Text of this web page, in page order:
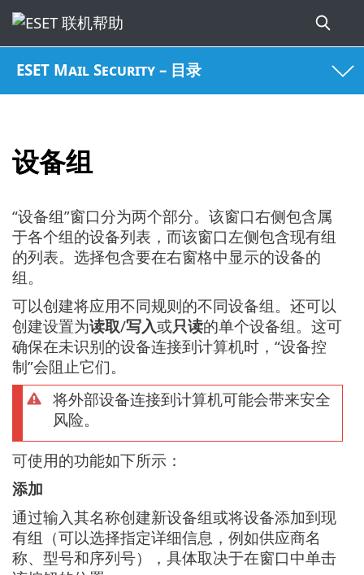
ESET Mail Security – 目录
设备组
“设备组”窗口分为两个部分。该窗口右侧包含属
于各个组的设备列表，而该窗口左侧包含现有组
的列表。选择包含要在右窗格中显示的设备的
组。
可以创建将应用不同规则的不同设备组。还可以
创建设置为读取/写入或只读的单个设备组。这可
确保在未识别的设备连接到计算机时，“设备控
制”会阻止它们。
将外部设备连接到计算机可能会带来安全
风险。
可使用的功能如下所示：
添加
通过输入其名称创建新设备组或将设备添加到现
有组（可以选择指定详细信息，例如供应商名
称、型号和序列号），具体取决于在窗口中单击